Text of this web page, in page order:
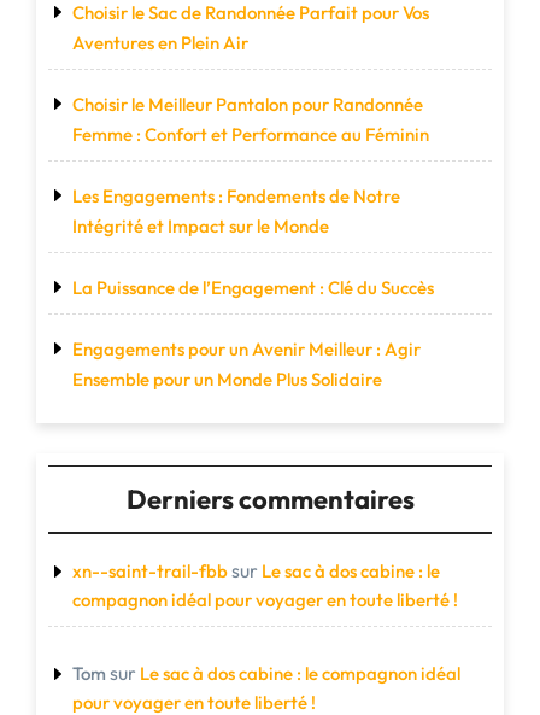
Choisir le Sac de Randonnée Parfait pour Vos
Aventures en Plein Air
Choisir le Meilleur Pantalon pour Randonnée
Femme : Confort et Performance au Féminin
Les Engagements : Fondements de Notre
Intégrité et Impact sur le Monde
La Puissance de l’Engagement : Clé du Succès
Engagements pour un Avenir Meilleur : Agir
Ensemble pour un Monde Plus Solidaire
Derniers commentaires
xn--saint-trail-fbbsur Le sac à dos cabine : le
compagnon idéal pour voyager en toute liberté !
Tom sur Le sac à dos cabine : le compagnon idéal
pour voyager en toute liberté !